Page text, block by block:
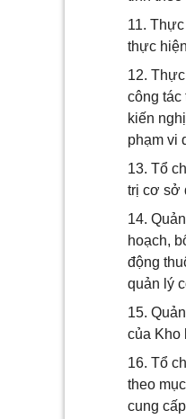
11.
thực
12.
công tác
kiến
phạm vi
13. Tổ
trị cơ sở
14.
hoạch,
động
quản lý
15.
của Kho
16. Tổ
theo
cung